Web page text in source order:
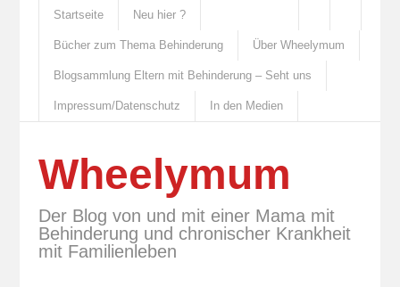
Startseite Neu hier ?
Bücher zum Thema Behinderung Über Wheelymum
Blogsammlung Eltern mit Behinderung – Seht uns
Impressum/Datenschutz In den Medien
Wheelymum
Der Blog von und mit einer Mama mit
Behinderung und chronischer Krankheit
mit Familienleben